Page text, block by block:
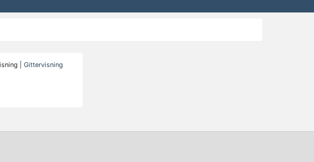
|Gittervisning